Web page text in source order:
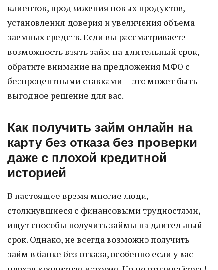
клиентов, продвижения новых продуктов,
установления доверия и увеличения объема
заемных средств. Если вы рассматриваете
возможность взять займ на длительный срок,
обратите внимание на предложения МФО с
беспроцентными ставками — это может быть
выгодное решение для вас.
Как получить займ онлайн на
карту без отказа без проверки
даже с плохой кредитной
историей
В настоящее время многие люди,
столкнувшиеся с финансовыми трудностями,
ищут способы получить займы на длительный
срок. Однако, не всегда возможно получить
займ в банке без отказа, особенно если у вас